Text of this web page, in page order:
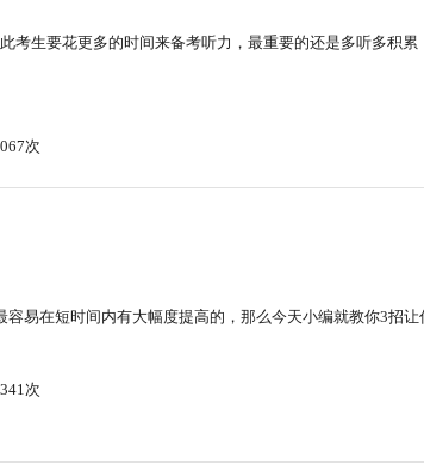
考生要花更多的时间来备考听力，最重要的还是多听多积
次
易在短时间内有大幅度提高的，那么今天小编就教你3招让
次